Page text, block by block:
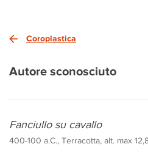
Coroplastica
Autore sconosciuto
Fanciullo su cavallo
400-100 a.C., Terracotta, alt. max